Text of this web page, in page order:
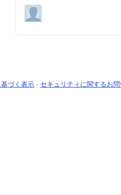
づく表示 - セキュリティに関するお